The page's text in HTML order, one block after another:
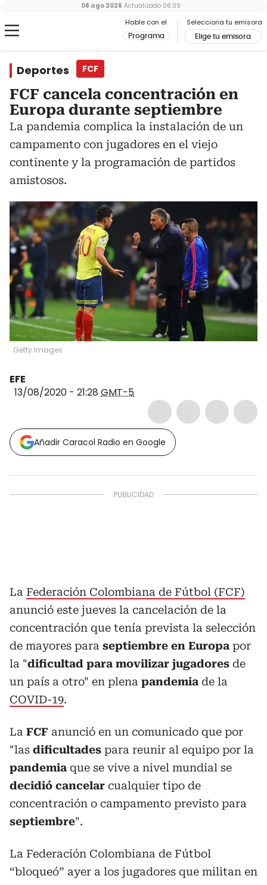
Hable con el
Programa
Selecciona tu emisora
Elige tu emisora
08 ago 2026 Actualizado 06:09
Deportes FCF
FCF cancela concentración en
Europa durante septiembre
La pandemia complica la instalación de un
campamento con jugadores en el viejo
continente y la programación de partidos
amistosos.
Getty Images
EFE
13/08/2020 - 21:28 GMT-5
Añadir Caracol Radio en Google
La Federación Colombiana de Fútbol (FCF)
anunció este jueves la cancelación de la
concentración que tenía prevista la selección
de mayores para septiembre en Europa por
la "dificultad para movilizar jugadores de
un país a otro" en plena pandemia de la
COVID-19.
La FCF anunció en un comunicado que por
"las dificultades para reunir al equipo por la
pandemia que se vive a nivel mundial se
decidió cancelar cualquier tipo de
concentración o campamento previsto para
septiembre".
La Federación Colombiana de Fútbol
“bloqueó” ayer a los jugadores que militan en